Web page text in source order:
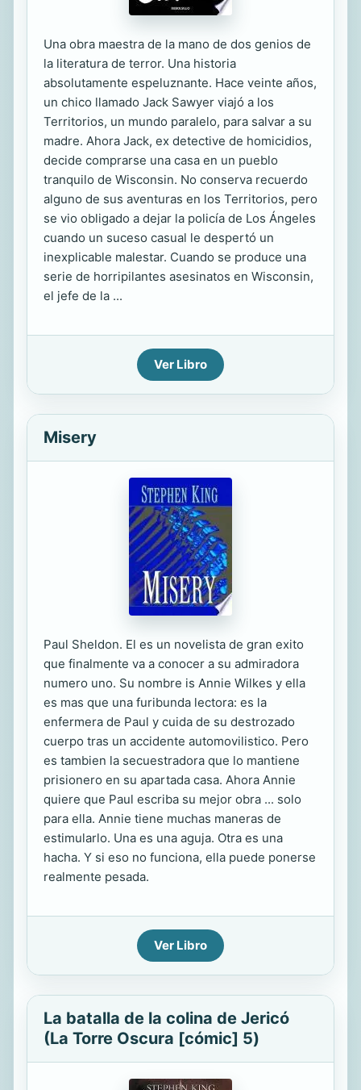
Una obra maestra de la mano de dos genios de
la literatura de terror. Una historia
absolutamente espeluznante. Hace veinte años,
un chico llamado Jack Sawyer viajó a los
Territorios, un mundo paralelo, para salvar a su
madre. Ahora Jack, ex detective de homicidios,
decide comprarse una casa en un pueblo
tranquilo de Wisconsin. No conserva recuerdo
alguno de sus aventuras en los Territorios, pero
se vio obligado a dejar la policía de Los Ángeles
cuando un suceso casual le despertó un
inexplicable malestar. Cuando se produce una
serie de horripilantes asesinatos en Wisconsin,
el jefe de la ...
Ver Libro
Misery
Paul Sheldon. El es un novelista de gran exito
que finalmente va a conocer a su admiradora
numero uno. Su nombre is Annie Wilkes y ella
es mas que una furibunda lectora: es la
enfermera de Paul y cuida de su destrozado
cuerpo tras un accidente automovilistico. Pero
es tambien la secuestradora que lo mantiene
prisionero en su apartada casa. Ahora Annie
quiere que Paul escriba su mejor obra ... solo
para ella. Annie tiene muchas maneras de
estimularlo. Una es una aguja. Otra es una
hacha. Y si eso no funciona, ella puede ponerse
realmente pesada.
Ver Libro
La batalla de la colina de Jericó
(La Torre Oscura [cómic] 5)